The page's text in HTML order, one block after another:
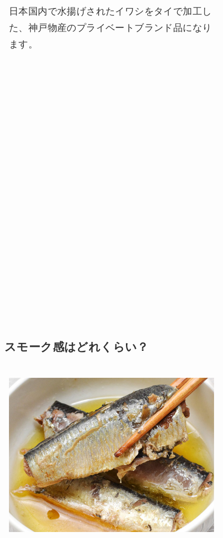
日本国内で水揚げされたイワシをタイで加工し
た、神戸物産のプライベートブランド品になり
ます。
スモーク感はどれくらい？